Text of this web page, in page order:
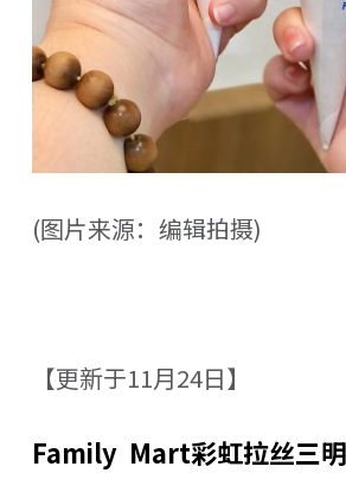
(图片来源：编辑拍摄)
【更新于11月24日】
Family Mart彩虹拉丝三